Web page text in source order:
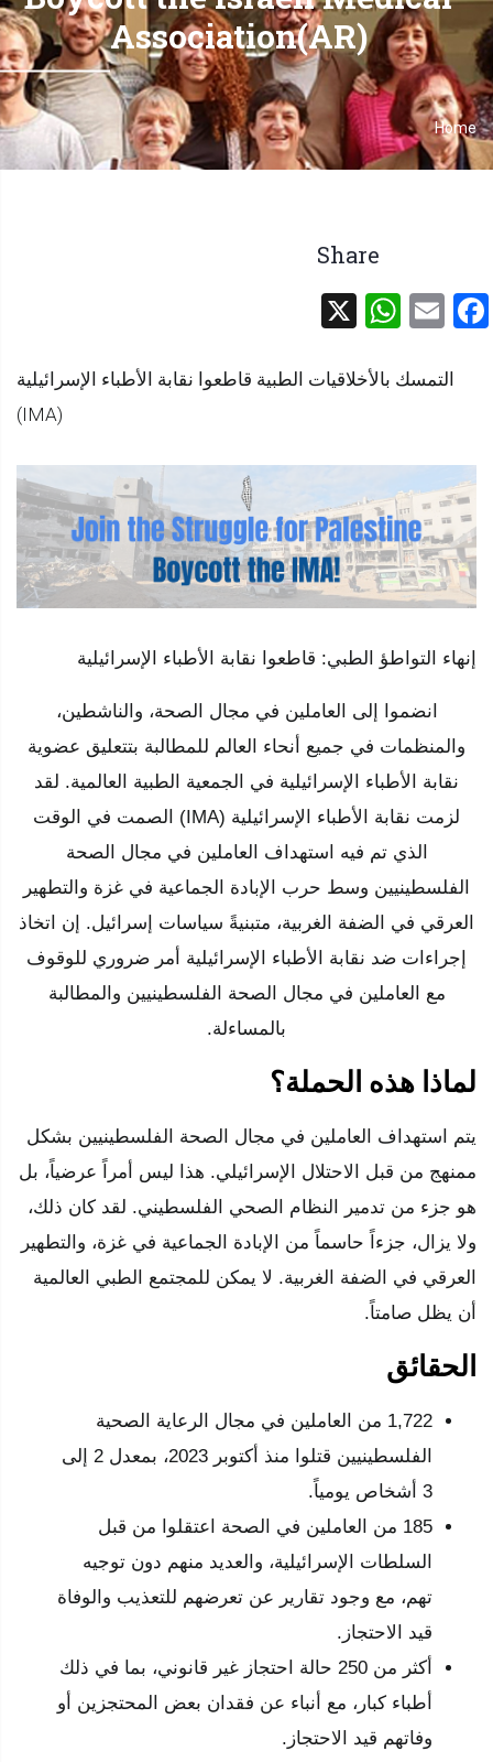
Association(AR)
Breadcrumb
Home
Share
Facebook
Email
WhatsApp
التمسك بالأخلاقيات الطبية قاطعوا نقابة الأطباء الإسرائيلية
(IMA)
إنهاء التواطؤ الطبي: قاطعوا نقابة الأطباء الإسرائيلية
انضموا إلى العاملين في مجال الصحة، والناشطين،
والمنظمات في جميع أنحاء العالم للمطالبة بتتعليق عضوية
نقابة الأطباء الإسرائيلية في الجمعية الطبية العالمية. لقد
لزمت نقابة الأطباء الإسرائيلية (IMA) الصمت في الوقت
الذي تم فيه استهداف العاملين في مجال الصحة
الفلسطينيين وسط حرب الإبادة الجماعية في غزة والتطهير
العرقي في الضفة الغربية، متبنيةً سياسات إسرائيل. إن اتخاذ
إجراءات ضد نقابة الأطباء الإسرائيلية أمر ضروري للوقوف
مع العاملين في مجال الصحة الفلسطينيين والمطالبة
بالمساءلة.
لماذا هذه الحملة؟
يتم استهداف العاملين في مجال الصحة الفلسطينيين بشكل
ممنهج من قبل الاحتلال الإسرائيلي. هذا ليس أمراً عرضياً، بل
هو جزء من تدمير النظام الصحي الفلسطيني. لقد كان ذلك،
ولا يزال، جزءاً حاسماً من الإبادة الجماعية في غزة، والتطهير
العرقي في الضفة الغربية. لا يمكن للمجتمع الطبي العالمية
أن يظل صامتاً.
الحقائق
1,722 من العاملين في مجال الرعاية الصحية
الفلسطينيين قتلوا منذ أكتوبر 2023، بمعدل 2 إلى
3 أشخاص يومياً.
185 من العاملين في الصحة اعتقلوا من قبل
السلطات الإسرائيلية، والعديد منهم دون توجيه
تهم، مع وجود تقارير عن تعرضهم للتعذيب والوفاة
قيد الاحتجاز.
أكثر من 250 حالة احتجاز غير قانوني، بما في ذلك
أطباء كبار، مع أنباء عن فقدان بعض المحتجزين أو
وفاتهم قيد الاحتجاز.